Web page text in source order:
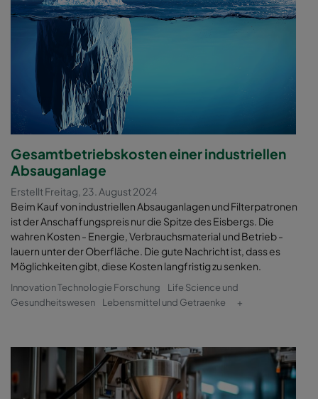
Gesamtbetriebskosten einer industriellen
Absauganlage
Erstellt Freitag, 23. August 2024
Beim Kauf von industriellen Absauganlagen und Filterpatronen
ist der Anschaffungspreis nur die Spitze des Eisbergs. Die
wahren Kosten - Energie, Verbrauchsmaterial und Betrieb -
lauern unter der Oberfläche. Die gute Nachricht ist, dass es
Möglichkeiten gibt, diese Kosten langfristig zu senken.
Innovation Technologie Forschung
Life Science und
Gesundheitswesen
Lebensmittel und Getraenke +